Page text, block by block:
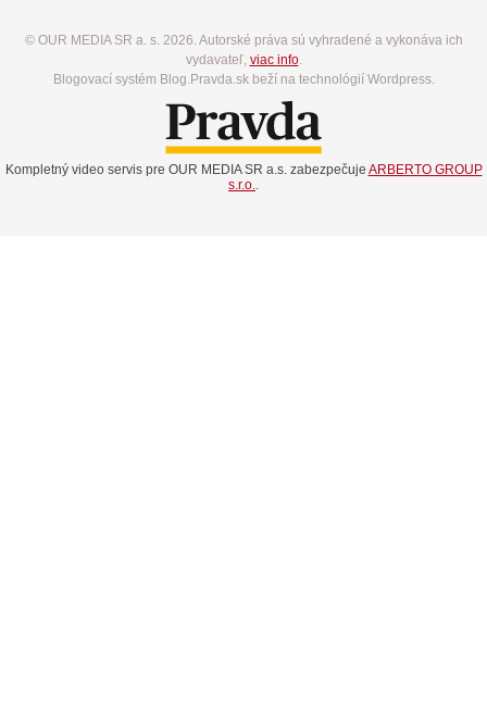
© OUR MEDIA SR a. s. 2026. Autorské práva sú vyhradené a vykonáva ich
vydavateľ, viac info.
Blogovací systém Blog.Pravda.sk beží na technológií Wordpress.
Kompletný video servis pre OUR MEDIA SR a.s. zabezpečuje ARBERTO GROUP
s.r.o.